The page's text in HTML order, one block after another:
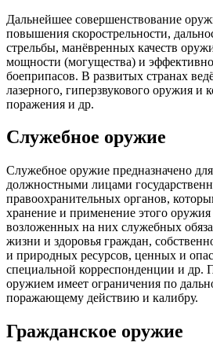
Дальнейшее совершенствование
повышения скорострельности,
стрельбы, манёвренных качеств
мощности (могущества) и
боеприпасов. В развитых странах
лазерного, гиперзвукового оружия и
поражения и др.
Служебное оружие
Служебное оружие предназначено
должностными лицами
правоохранительных органов,
хранение и применение этого
возложенных на них служебных
жизни и здоровья граждан,
и природных ресурсов, ценных и
специальной корреспонденции и др.
оружием имеет ограничения по
поражающему действию и калибру.
Гражданское оружие